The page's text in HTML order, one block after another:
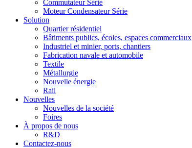
Commutateur Série
Moteur Condensateur Série
Solution
Quartier résidentiel
Bâtiments publics, écoles, espaces commerciaux
Industriel et minier, ports, chantiers
Fabrication navale et automobile
Textile
Métallurgie
Nouvelle énergie
Rail
Nouvelles
Nouvelles de la société
Foires
À propos de nous
R&D
Contactez-nous